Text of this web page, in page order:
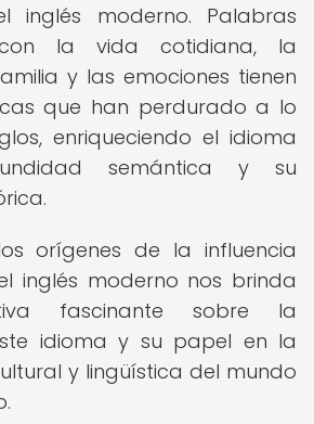
inglés moderno. Palabras
con la vida cotidiana, la
y las emociones tienen
que han perdurado a lo
enriqueciendo el idioma
semántica y su
orígenes de la influencia
inglés moderno nos brinda
fascinante sobre la
idioma y su papel en la
y lingüística del mundo